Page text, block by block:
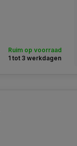
Ruim op voorraad
1 tot 3 werkdagen